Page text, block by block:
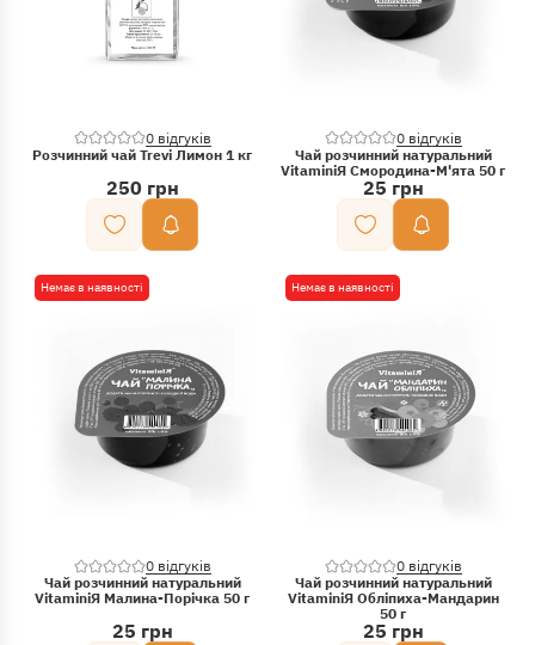
0 відгуків
Розчинний чай Trevi Лимон 1 кг
250 грн
0 відгуків
Чай розчинний натуральний
VitaminiЯ Смородина-М'ята 50 г
25 грн
Немає в наявності
0 відгуків
Чай розчинний натуральний
VitaminiЯ Малина-Порічка 50 г
25 грн
Немає в наявності
0 відгуків
Чай розчинний натуральний
VitaminiЯ Обліпиха-Мандарин
50 г
25 грн